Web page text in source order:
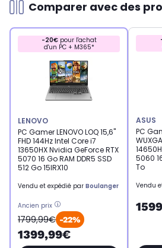
Comparer avec des
-20€pour l'achat
d'un PC + M365*
LENOVO
PC Gamer LENOVO LOQ 15,6"
FHD 144Hz Intel Core i7
13650HX Nvidia GeForce RTX
5070 16 Go RAM DDR5 SSD
512 Go 15IRX10
Vendu et expédié par Boulanger
Ancien prix
1799,99€ -22%
1399,99€
ASUS
PC
5060
To
Vendu